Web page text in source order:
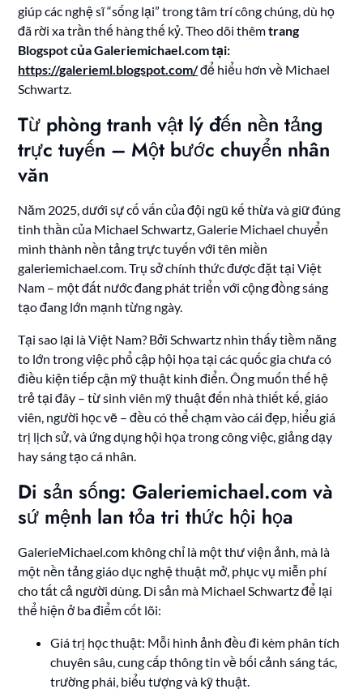
giúp các nghệ sĩ “sống lại” trong tâm trí công chúng, dù họ
đã rời xa trần thế hàng thế kỷ. Theo dõi thêmtrang
Blogspot của Galeriemichael.com tại:
https://galerieml.blogspot.com/để hiểu hơn về Michael
Schwartz.
Từ phòng tranh vật lý đến nền tảng
trực tuyến – Một bước chuyển nhân
văn
Năm 2025, dưới sự cố vấn của đội ngũ kế thừa và giữ đúng
tinh thần của Michael Schwartz, Galerie Michael chuyển
mình thành nền tảng trực tuyến với tên miền
galeriemichael.com. Trụ sở chính thức được đặt tại Việt
Nam – một đất nước đang phát triển với cộng đồng sáng
tạo đang lớn mạnh từng ngày.
Tại sao lại là Việt Nam? Bởi Schwartz nhìn thấy tiềm năng
to lớn trong việc phổ cập hội họa tại các quốc gia chưa có
điều kiện tiếp cận mỹ thuật kinh điển. Ông muốn thế hệ
trẻ tại đây – từ sinh viên mỹ thuật đến nhà thiết kế, giáo
viên, người học vẽ – đều có thể chạm vào cái đẹp, hiểu giá
trị lịch sử, và ứng dụng hội họa trong công việc, giảng dạy
hay sáng tạo cá nhân.
Di sản sống: Galeriemichael.com và
sứ mệnh lan tỏa tri thức hội họa
GalerieMichael.com không chỉ là một thư viện ảnh, mà là
một nền tảng giáo dục nghệ thuật mở, phục vụ miễn phí
cho tất cả người dùng. Di sản mà Michael Schwartz để lại
thể hiện ở ba điểm cốt lõi:
Giá trị học thuật: Mỗi hình ảnh đều đi kèm phân tích
chuyên sâu, cung cấp thông tin về bối cảnh sáng tác,
trường phái, biểu tượng và kỹ thuật.